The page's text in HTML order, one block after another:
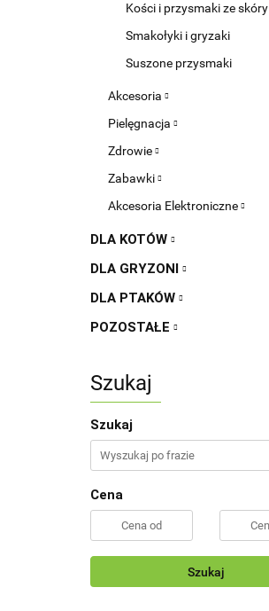
Kości i przysmaki ze skóry
Smakołyki i gryzaki
Suszone przysmaki
Akcesoria
Pielęgnacja
Zdrowie
Zabawki
Akcesoria Elektroniczne
DLA KOTÓW
DLA GRYZONI
DLA PTAKÓW
POZOSTAŁE
Szukaj
Szukaj
Cena
Szukaj